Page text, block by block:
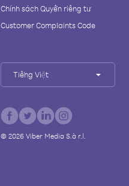
Chính sách Quyền riêng tư
Customer Complaints Code
Tiếng Việt
© 2026Viber Media S.à r.l.